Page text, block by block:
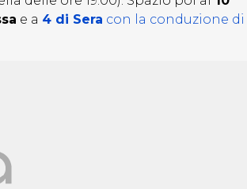
e a 4 di Sera con la conduzione di